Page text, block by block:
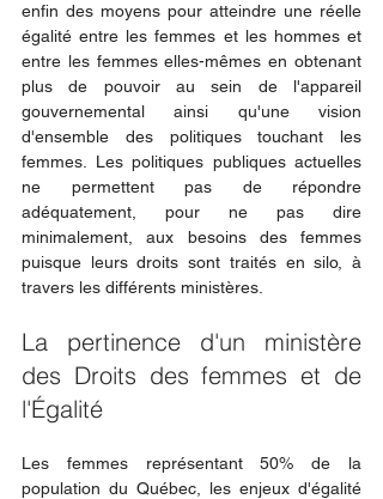
enfin des moyens pour atteindre une réelle
égalité entre les femmes et les hommes et
entre les femmes elles-mêmes en obtenant
plus de pouvoir au sein de l'appareil
gouvernemental ainsi qu'une vision
d'ensemble des politiques touchant les
femmes. Les politiques publiques actuelles
ne permettent pas de répondre
adéquatement, pour ne pas dire
minimalement, aux besoins des femmes
puisque leurs droits sont traités en silo, à
travers les différents ministères.
La pertinence d'un ministère
des Droits des femmes et de
l'Égalité
Les femmes représentant 50% de la
population du Québec, les enjeux d'égalité